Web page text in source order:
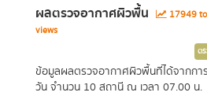
ผลตรวจอากาศผิวพื้น 17949
views
ต
ข้อมูลผลตรวจอากาศผิวพื้นที่ได้จากกา
วัน จำนวน 10 สถานี ณ เวลา 07.00 น.